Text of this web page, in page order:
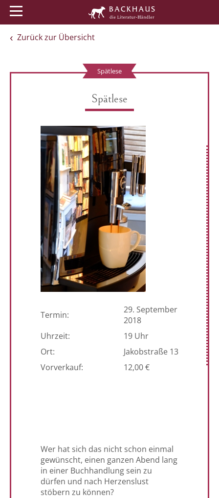
Zurück zur Übersicht
Spätlese
Spätlese
Termin:
29. September
2018
Uhrzeit:
19 Uhr
Ort:
Jakobstraße 13
Vorverkauf:
12,00 €
Wer hat sich das nicht schon einmal
gewünscht, einen ganzen Abend lang
in einer Buchhandlung sein zu
dürfen und nach Herzenslust
stöbern zu können?